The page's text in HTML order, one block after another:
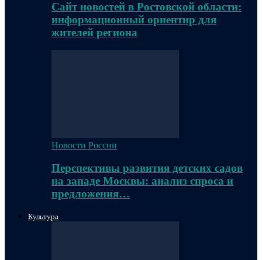
Сайт новостей в Ростовской области:
информационный ориентир для
жителей региона
Новости России
Перспективы развития детских садов
на западе Москвы: анализ спроса и
предложения…
Культура